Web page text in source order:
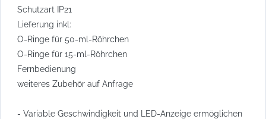
Schutzart IP21
Lieferung inkl:
O-Ringe für 50-ml-Röhrchen
O-Ringe für 15-ml-Röhrchen
Fernbedienung
weiteres Zubehör auf Anfrage
- Variable Geschwindigkeit und LED-Anzeige ermöglichen